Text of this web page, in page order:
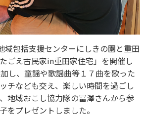
包括支援センターにしきの園と重田
ごえ古民家in重田家住宅」を開催し
し、童謡や歌謡曲等１７曲を歌った
チなども交え、楽しい時間を過ごし
地域おこし協力隊の冨澤さんから参
をプレゼントしました。